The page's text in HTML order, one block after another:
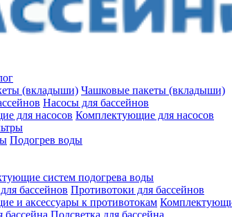
Чашковые пакеты (вкладыши)
Насосы для бассейнов
Комплектующие для насосов
Подогрев воды
систем подогрева воды
Противотоки для бассейнов
Подсветка для бассейна